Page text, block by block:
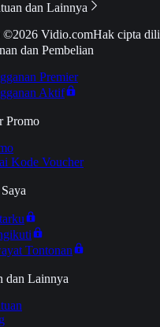
dan Lainnya
©2026 Vidio.comHak cipta
dan Pembelian
Premier
Aktif
Promo
Kode Voucher
Tontonan
dan Lainnya